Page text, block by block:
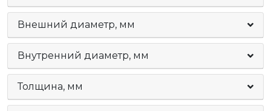
Внешний диаметр, мм
Внутренний диаметр, мм
Толщина, мм